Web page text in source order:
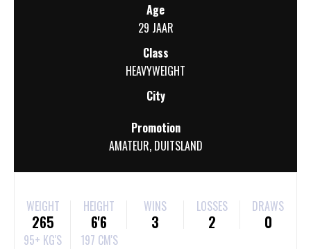
Age
29 JAAR
Class
HEAVYWEIGHT
City
Promotion
AMATEUR, DUITSLAND
WEIGHT
265
95+ KG'S
HEIGHT
6'6
197 CM'S
WINS
3
LOSSES
2
DRAWS
0